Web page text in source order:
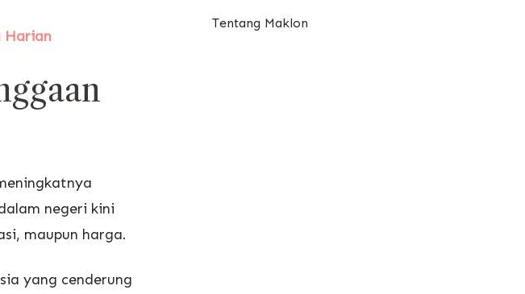
Harian
negeri kini
maupun harga.
yang cenderung
Tentang Maklon